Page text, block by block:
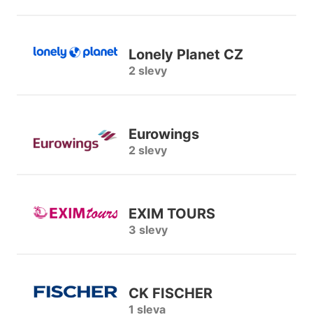
Lonely Planet CZ
2 slevy
Eurowings
2 slevy
EXIM TOURS
3 slevy
CK FISCHER
1 sleva